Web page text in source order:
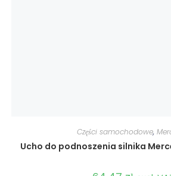
Części samochodowe,
Ucho do podnoszenia silnika